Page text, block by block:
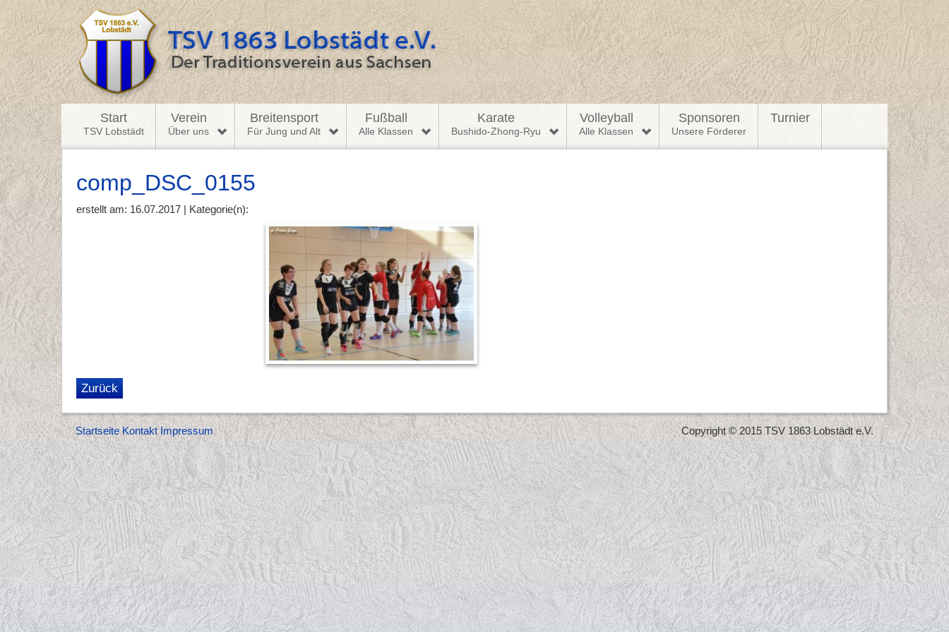
Start
TSV Lobstädt
Verein
Über uns
Breitensport
Für Jung und Alt
Fußball
Alle Klassen
Karate
Bushido-Zhong-Ryu
Volleyball
Alle Klassen
Sponsoren
Unsere Förderer
Turnier
comp_DSC_0155
erstellt am: 16.07.2017 | Kategorie(n):
Zurück
Startseite Kontakt Impressum Copyright © 2015 TSV 1863 Lobstädt e.V.